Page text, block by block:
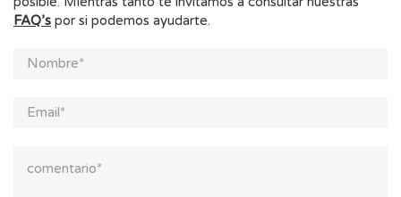
FAQ’s por si podemos ayudarte.